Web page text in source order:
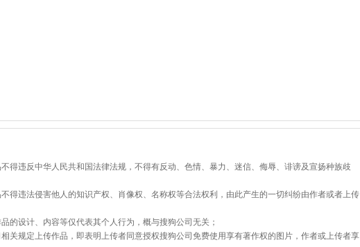
得违反中华人民共和国法律法规，不得有反动、色情、暴力、迷信、侮辱、诽谤及宣扬种族歧
得违法侵害他人的知识产权、肖像权、名称权等合法权利，由此产生的一切纠纷由作者或者上传
的设计、内容等仅代表其个人行为，概与搜狗公司无关；
关规定上传作品，即表明上传者同意授权搜狗公司免费使用享有著作权的图片，作者或上传者享